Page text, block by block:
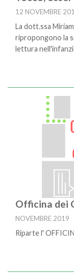
12 NOVEMBRE
La dott.ssa
ripropongono la
lettura
Officina dei
NOVEMBRE 2019
Riparte l'